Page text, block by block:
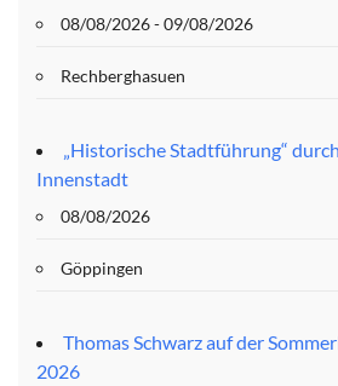
08/08/2026 - 09/08/2026
Rechberghasuen
„Historische Stadtführung“
Innenstadt
08/08/2026
Göppingen
Thomas Schwarz auf der
2026